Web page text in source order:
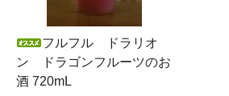
フルフル ドラリオ
ン ドラゴンフルーツのお
酒 720mL